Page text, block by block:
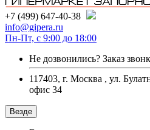
+7 (499) 647-40-38
info@gipera.ru
Пн-Пт, с 9:00 до 18:00
Не дозвонились? Заказ
117403, г. Москва , ул.
офис 34
Везде